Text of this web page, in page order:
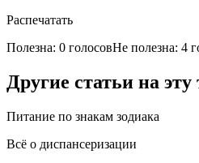
Распечатать
Полезна: 0 голосовНе полезна: 4
Другие статьи на эту
Питание по знакам зодиака
Всё о диспансеризации